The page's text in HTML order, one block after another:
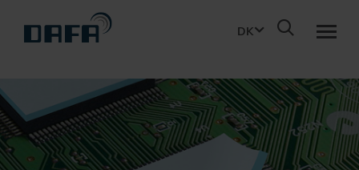
DK
WHAT WE DO
TILBAGE
KOMPETENCER
Vi skaber kvalitetsprodukter i topmoderne rammer, hvor vi
LØSNINGER